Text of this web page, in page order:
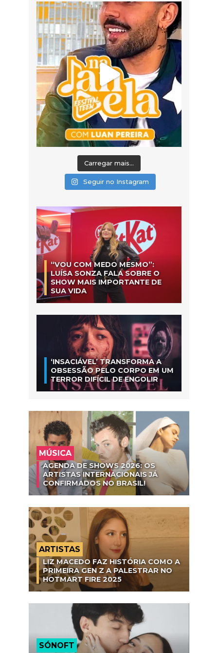
Carregar mais...
Seguir no Instagram
“VOU COM MEDO MESMO”:
LUÍSA SONZA FALA SOBRE O
SHOW MAIS IMPORTANTE DE
SUA VIDA
‘INSACIÁVEL’ TRANSFORMA A
OBSESSÃO PELO CORPO EM UM
TERROR DIFÍCIL DE ENGOLIR
MÚSICA
AGENDA DE SHOWS 2026: OS
ARTISTAS INTERNACIONAIS JÁ
CONFIRMADOS NO BRASIL!
ARTISTAS
LIZ MACEDO FAZ HISTÓRIA COMO A
PRIMEIRA GEN Z A PALESTRAR NO
HOTMART FIRE 2025
SÓNOFT